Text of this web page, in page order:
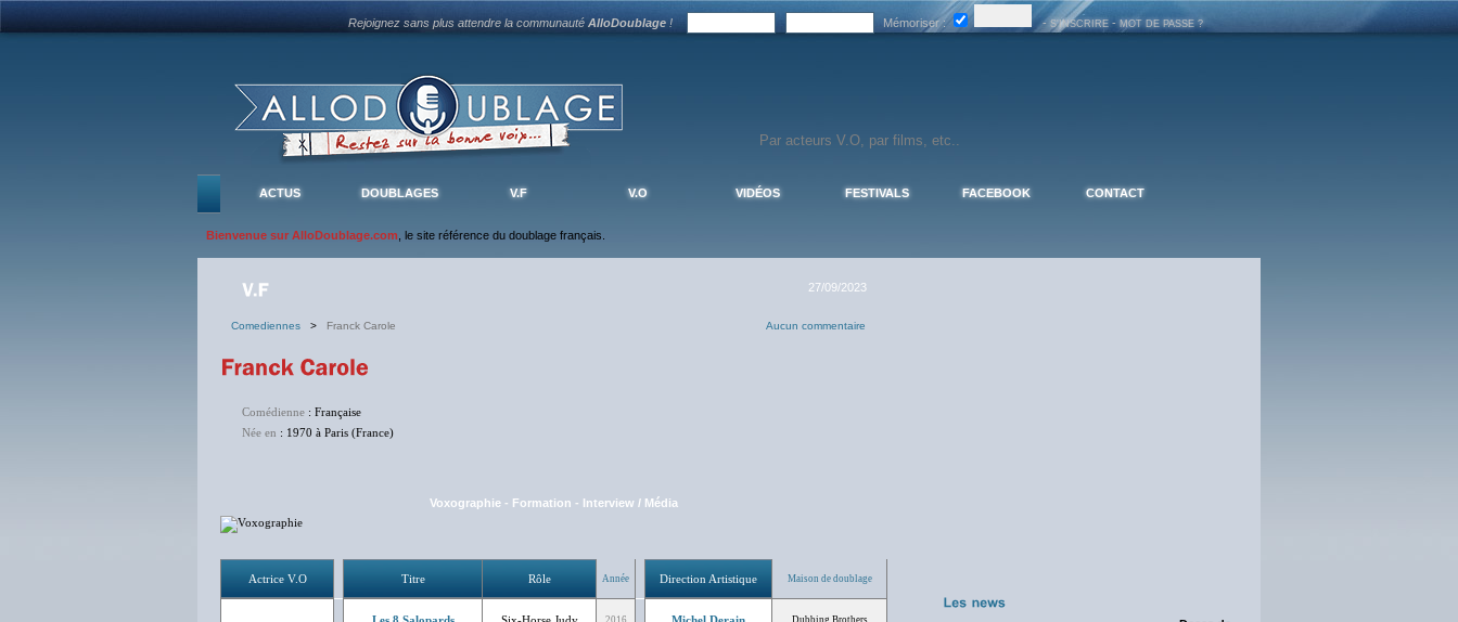
Rejoignez sans plus attendre la communautéAlloDoublage ! Mémoriser : -S'INSCRIRE -MOT DE PASSE ?
ACTUS DOUBLAGES V.F V.O VIDÉOS FESTIVALS FACEBOOK CONTACT
Bienvenue sur AlloDoublage.com , le site référence du doublage français.
27/09/2023
Comediennes > Franck Carole Aucun commentaire
Comédienne : Française
Née en : 1970 à Paris (France)
Voxographie - Formation - Interview / Média
Actrice V.O Titre Rôle Année Direction Artistique Maison de doublage
2016 Dubbing Brothers